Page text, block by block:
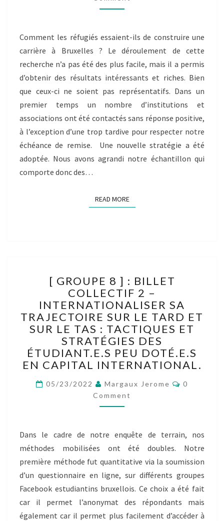
D’UNE
RÉFUGIÉS
À
BRUXELLES
Comment les réfugiés essaient-ils de construire une
carrière à Bruxelles ? Le déroulement de cette
recherche n’a pas été des plus facile, mais il a permis
d’obtenir des résultats intéressants et riches. Bien
que ceux-ci ne soient pas représentatifs. Dans un
premier temps un nombre d’institutions et
associations ont été contactés sans réponse positive,
à l’exception d’une trop tardive pour respecter notre
échéance de remise. Une nouvelle stratégie a été
adoptée. Nous avons agrandi notre échantillon qui
comporte donc des…
READ MOREREAD MORE
GROUPE
8
]
:
BILLET
COLLECTIF
2
–
INTERNATIONALISER
TRAJECTOIRE
ET
SUR
LE
TAS
:
TACTIQUES
ET
STRATÉGIES
[ GROUPE 8 ] : BILLET
COLLECTIF 2 –
INTERNATIONALISER SA
TRAJECTOIRE SUR LE TARD ET
SUR LE TAS : TACTIQUES ET
STRATÉGIES DES
ÉTUDIANT.E.S PEU DOTÉ.E.S
EN CAPITAL INTERNATIONAL.
05/23/2022 Margaux Jerome Comments
0
Comment
Dans le cadre de notre enquête de terrain, nos
méthodes mobilisées ont été doubles. Notre
première méthode fut quantitative via la soumission
d’un questionnaire en ligne, sur différents groupes
Facebook estudiantins bruxellois. Ce choix a été fait
car il permet l’anonymat des répondants mais
également car il permet plus facilement d’accéder à